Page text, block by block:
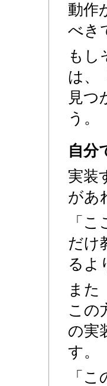
動作
べき
もし
は、
見つ
う。
自分
実装
があ
「
だけ
るよ
また
この
の実
す。
「